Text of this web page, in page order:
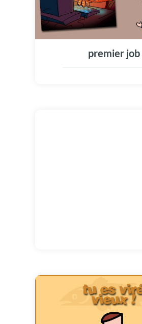
premier job